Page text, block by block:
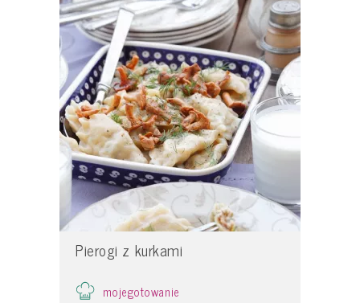
Pierogi z kurkami
mojegotowanie